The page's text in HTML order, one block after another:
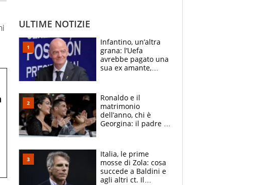
ULTIME NOTIZIE
Infantino, un’altra
grana: l’Uefa
avrebbe pagato una
sua ex amante,
Ronaldo e il
matrimonio
dell’anno, chi è
Georgina: il padre in
social
Italia, le prime
mosse di Zola: cosa
succede a Baldini e
agli altri ct. Il